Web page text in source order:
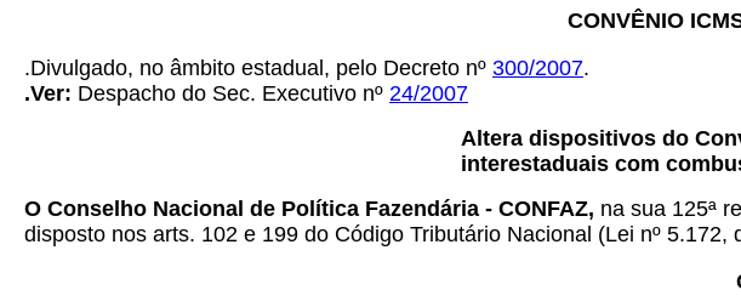
CONVÊNIO
.Divulgado, no âmbito estadual, pelo Decreto nº 300/2007.
.Ver: Despacho do Sec. Executivo nº 24/2007
Altera dispositivos do
interestaduais com
O Conselho Nacional de Política Fazendária - CONFAZ, na sua 125ª
disposto nos arts. 102 e 199 do Código Tributário Nacional (Lei nº